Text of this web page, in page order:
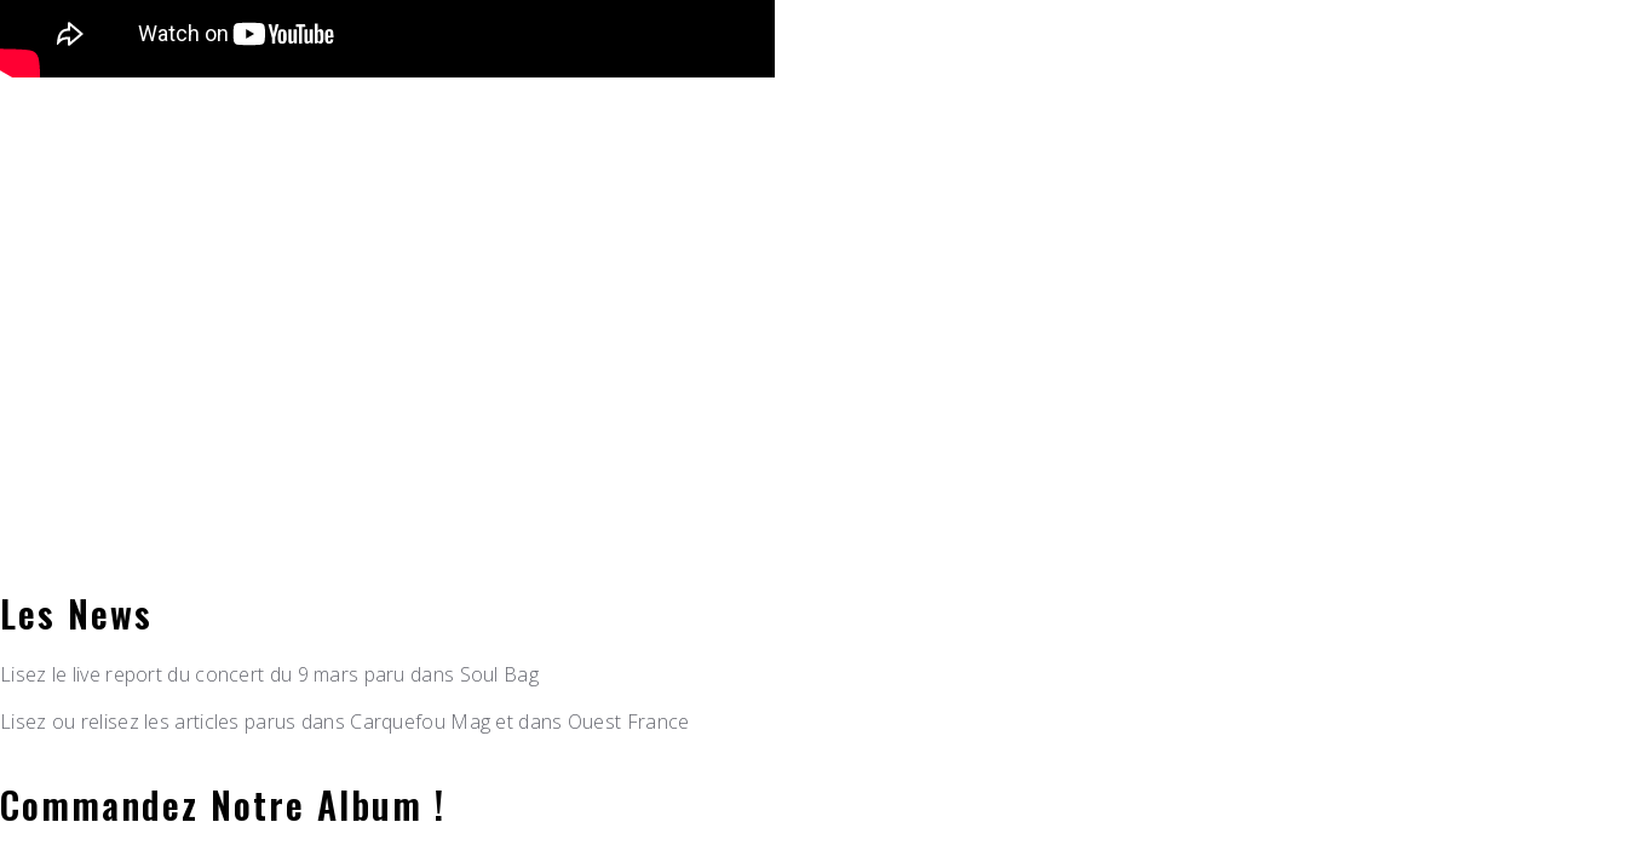
Les News
Lisez le live report du concert du 9 mars paru dans Soul Bag
Lisez ou relisez les articles parus dans Carquefou Mag et dans Ouest France
Commandez Notre Album !